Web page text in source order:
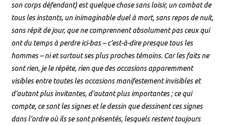
son corps défendant) est quelque chose sans loisir, un combat de
tous les instants, un inimaginable duel à mort, sans repos de nuit,
sans répit de jour, que ne comprennent absolument pas ceux qui
ont du temps à perdre ici-bas – c’est-à-dire presque tous les
hommes – ni et surtout ses plus proches témoins. Car les faits ne
sont rien, je le répète, rien que des occasions apparemment
visibles entre toutes les occasions manifestement invisibles et
d’autant plus invitantes, d’autant plus importantes ; ce qui
compte, ce sont les signes et le dessin que dessinent ces signes
dans l’ordre où ils se sont présentés, lesquels restent toujours